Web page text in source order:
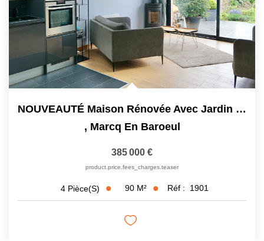
NOUVEAUTÉ Maison Rénovée Avec Jardin Croisé Laroche
, Marcq En Baroeul
385 000 €
product.price.fees_charges.teaser
4 Pièce(s) 90 M² Réf : 1901